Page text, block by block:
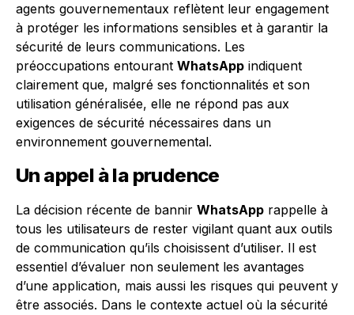
agents gouvernementaux reflètent leur engagement
à protéger les informations sensibles et à garantir la
sécurité de leurs communications. Les
préoccupations entourant WhatsApp indiquent
clairement que, malgré ses fonctionnalités et son
utilisation généralisée, elle ne répond pas aux
exigences de sécurité nécessaires dans un
environnement gouvernemental.
Un appel à la prudence
La décision récente de bannir WhatsApp rappelle à
tous les utilisateurs de rester vigilant quant aux outils
de communication qu’ils choisissent d’utiliser. Il est
essentiel d’évaluer non seulement les avantages
d’une application, mais aussi les risques qui peuvent y
être associés. Dans le contexte actuel où la sécurité